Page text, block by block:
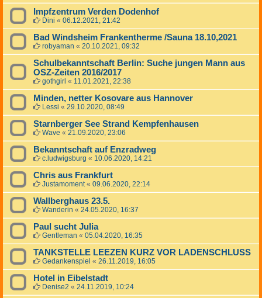
Impfzentrum Verden Dodenhof
Dini « 06.12.2021, 21:42
Bad Windsheim Frankentherme /Sauna 18.10,2021
robyaman « 20.10.2021, 09:32
Schulbekanntschaft Berlin: Suche jungen Mann aus
OSZ-Zeiten 2016/2017
gothgirl « 11.01.2021, 22:38
Minden, netter Kosovare aus Hannover
Lessi « 29.10.2020, 08:49
Starnberger See Strand Kempfenhausen
Wave « 21.09.2020, 23:06
Bekanntschaft auf Enzradweg
c.ludwigsburg « 10.06.2020, 14:21
Chris aus Frankfurt
Justamoment« 09.06.2020, 22:14
Wallberghaus 23.5.
Wanderin « 24.05.2020, 16:37
Paul sucht Julia
Gentleman « 05.04.2020, 16:35
TANKSTELLE LEEZEN KURZ VOR LADENSCHLUSS
Gedankenspiel « 26.11.2019, 16:05
Hotel in Eibelstadt
Denise2 « 24.11.2019, 10:24